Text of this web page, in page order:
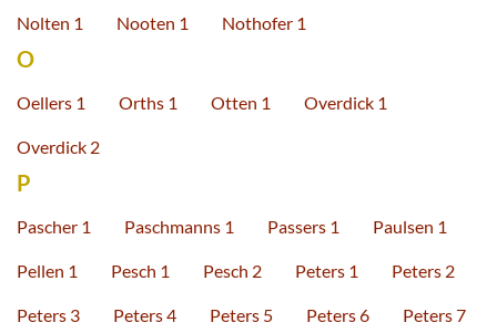
Nolten 1 Nooten 1 Nothofer 1
O
Oellers 1 Orths 1 Otten 1 Overdick 1
Overdick 2
P
Pascher 1 Paschmanns 1 Passers 1 Paulsen 1
Pellen 1 Pesch 1 Pesch 2 Peters 1 Peters 2
Peters 3 Peters 4 Peters 5 Peters 6 Peters 7